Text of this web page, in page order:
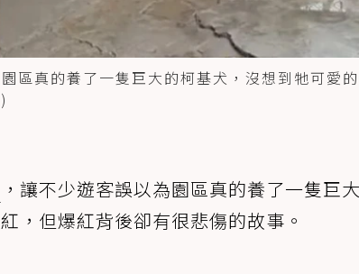
區真的養了一隻巨大的柯基犬，沒想到牠可愛
，讓不少遊客誤以為園區真的養了一隻巨
，但爆紅背後卻有很悲傷的故事。